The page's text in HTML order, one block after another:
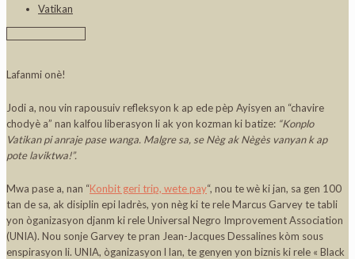
Vatikan
Lafanmi onè!
Jodi a, nou vin rapousuiv refleksyon k ap ede pèp Ayisyen an “chavire
chodyè a” nan kalfou liberasyon li ak yon kozman ki batize: “Konplo
Vatikan pi anraje pase wanga. Malgre sa, se Nèg ak Nègès vanyan k ap
pote laviktwa!”.
Mwa pase a, nan “Konbit geri trip, wete pay“, nou te wè ki jan, sa gen 100
tan de sa, ak disiplin epi ladrès, yon nèg ki te rele Marcus Garvey te tabli
yon òganizasyon djanm ki rele Universal Negro Improvement Association
(UNIA). Nou sonje Garvey te pran Jean-Jacques Dessalines kòm sous
enspirasyon li. UNIA, òganizasyon l lan, te genyen yon biznis ki rele « Black